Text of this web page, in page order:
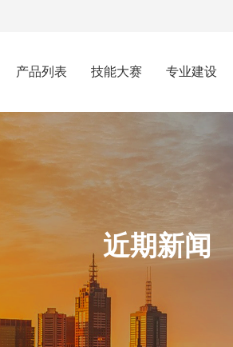
产品列表 技能大赛 专业建设
近期新闻